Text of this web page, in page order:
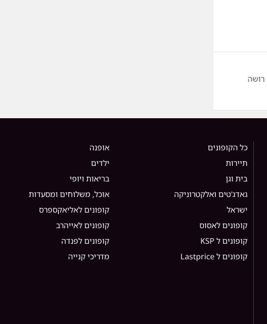
כל הקופונים
אופנה
תיירות
ילדים
בית וגן
בריאות ויופי
גאדג'טים ואלקטרוניקה
אוכל, משלוחים ומסעדות
ישראל
קופונים לאליאקספרס
קופונים לאסוס
קופונים לאייהרב
קופונים ל KSP
קופונים לפנדה
קופונים ל Lastprice
מדריכי קנייה